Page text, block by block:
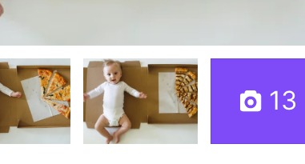
13